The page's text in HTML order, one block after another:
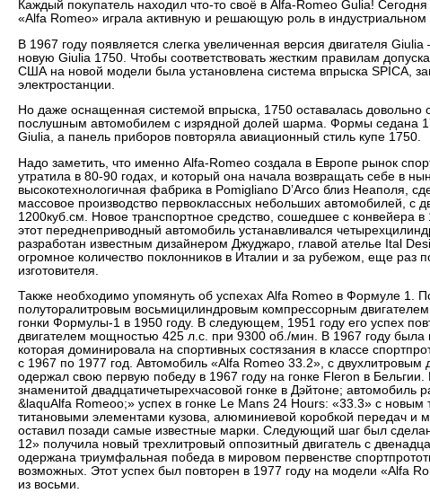
Каждый покупатель находил что-то своё в Alfa-Romeo Gulia! Сегодня
«Alfa Romeo» играла активную и решающую роль в
В 1967 году появляется слегка увеличенная версия двигателя
новую Giulia 1750. Чтобы соответствовать жестким правилам
США на новой модели была установлена система впрыска SPICA,
электростанции.
Но даже оснащенная системой впрыска, 1750 оставалась
послушным автомобилем с изрядной долей шарма. Формы седана
Giulia, а панель приборов повторяла авиационный стиль купе 1750.
Надо заметить, что именно Alfa-Romeo создала в Европе рынок
утратила в 80-90 годах, и который она начала возвращать себе в
высокотехнологичная фабрика в Pomigliano D’Arco близ Неаполя,
массовое производство первоклассных небольших автомобилей, с
1200куб.см. Новое транспортное средство, сошедшее с конвейера
этот переднеприводный автомобиль устанавливался
разработан известным дизайнером Джуджаро, главой ателье Ital
огромное количество поклонников в Италии и за рубежом, еще раз
изготовителя.
Также необходимо упомянуть об успехах Alfa Romeo в Формуле 1.
полуторалитровым восьмицилиндровым компрессорным
гонки Формулы-1 в 1950 году. В следующем, 1951 году его успех
двигателем мощностью 425 л.с. при 9300 об./мин. В 1967 году была
которая доминировала на спортивных состязания в классе
с 1967 по 1977 год. Автомобиль «Alfa Romeo 33.2», с
одержал свою первую победу в 1967 году на гонке Fleron в
знаменитой двадцатичетырехчасовой гонке в Дэйтоне; автомобиль
&laquAlfa Romeoo;» успех в гонке Le Mans 24 Hours: «33.3» с новым
титановыми элементами кузова, алюминиевой коробкой передач и
оставил позади самые известные марки. Следующий шаг был
12» получила новый трехлитровый оппозитный двигатель с
одержана триумфальная победа в мировом первенстве
возможных. Этот успех был повторен в 1977 году на модели «Alfa
из восьми.